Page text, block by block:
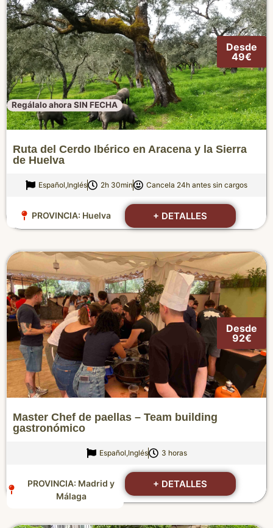
Desde
49€
Regálalo ahora SIN FECHA
Ruta del Cerdo Ibérico en Aracena y la Sierra
de Huelva
Español,Inglés 2h 30min Cancela 24h antes sin cargos
PROVINCIA: Huelva + DETALLES
Desde
92€
Master Chef de paellas – Team building
gastronómico
Español,Inglés 3 horas
PROVINCIA: Madrid y
Málaga
+ DETALLES